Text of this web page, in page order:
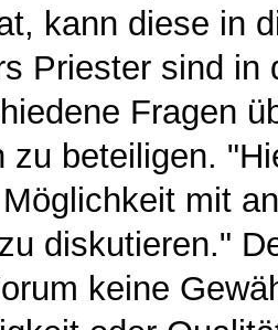
kann diese in
Priester sind in
Fragen
zu beteiligen.
mit
diskutieren."
keine